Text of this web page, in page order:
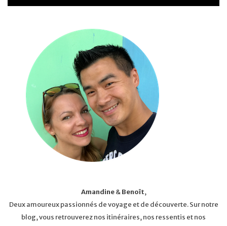
Amandine&Benoît,
Deux amoureux passionnés de voyage et de découverte. Sur notre
blog, vous retrouverez nos itinéraires, nos ressentis et nos